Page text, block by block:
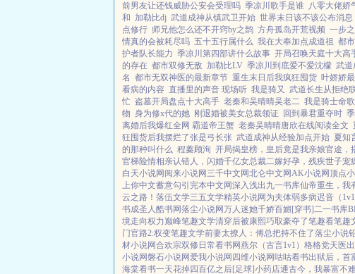
前男友让还钱威胁公安会受理吗 季凉川歌手是谁 八零大佬娇
和 加勒比dj 武道成神从镇武卫开始 世界末日该不该公布消息
点修行 师兄他怎么还不开窍by之鹊 方舟孤岛开荒视频 一步
情真的会被耗尽吗 五十五行属什么 我在大奉加点成道祖 都
护者队长能力 季凉川第四部讲什么故事 开局召唤天庭十大高
的存在 都市双修无敌 加勒比LV 季凉川到底爱不爱沈檬 武道
名 都市无双神医的最新章节 重生末日后我疯狂囤货 叶娇娇
看病的内容 直播里的声音 现场听 我是骑又 武道长生从拒绝
忙 盗墓开局盘点十大高手 老秦和吴晴晴吴老二 我是骑士命
物 身为修x代的她 刚退婚被美女总裁领证 回到暴君重夺时
离婚后我爆红全网 霸道帝王蟹 老秦吴晴晴唐欣在线阅读全文
狂囤货后我摆烂了张是弓长张 武道成神从经验加点开始 夏知
的那种叫什么 程蓁顾洵 开局揭皇榜，皇后竟是我亲娘官途，
官梯险情相亲认错人，闪婚千亿女总裁二嫁好孕，残疾世子宠
白天小说网 阅来小说网 三千中文网北仑中文网AK小说网顶点
上你中文蓄意勾引 完本中文网深入浅出 九一书库仙帝重生，我
云之路！ 落伍文学三五文学精英小说网 为夫体弱多病迟音（1v1
书成圣人酷书网落尘小说网万人迷她千娇百媚[穿书]二一书库
境走向权力巅峰笔趣文学清穿后被康熙巧取豪夺了笔趣看笔趣
门官路2:权变笔趣文学前妻太撩人：傅总把持不住了落尘小说
材小说网合欢宗双修日常看书网燕尔（古言1v1） 格格党天医
小说网磐石小说网爱我小说网 四维小说网咕咕看书出狱后，首
海棠看书一天花掉四百亿之后[足球]小药店通古今，我暴富不